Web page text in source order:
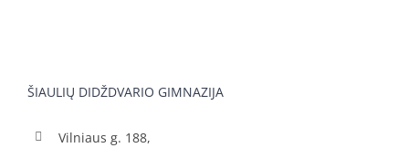
ŠIAULIŲ DIDŽDVARIO GIMNAZIJA
Vilniaus g. 188,